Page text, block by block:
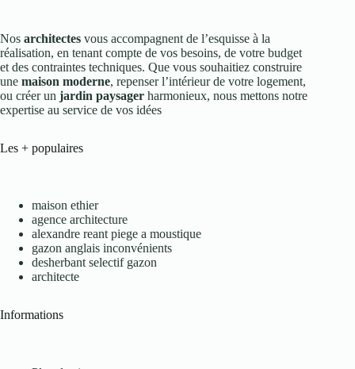
Nos architectes vous accompagnent de l’esquisse à la
réalisation, en tenant compte de vos besoins, de votre budget
et des contraintes techniques. Que vous souhaitiez construire
une maison moderne, repenser l’intérieur de votre logement,
ou créer un jardin paysager harmonieux, nous mettons notre
expertise au service de vos idées
Les + populaires
maison ethier
agence architecture
alexandre reant piege a moustique
gazon anglais inconvénients
desherbant selectif gazon
architecte
Informations